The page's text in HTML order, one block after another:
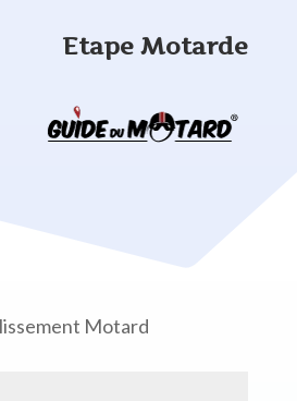
Etape Motarde
Motard